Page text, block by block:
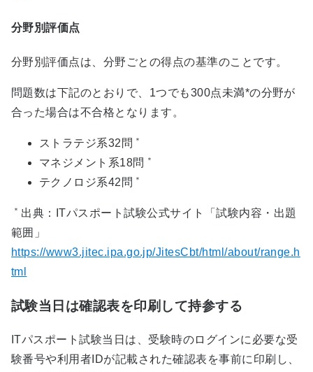
分野別評価点
分野別評価点は、分野ごとの得点の基準のことです。
問題数は下記のとおりで、1つでも300点未満*の分野が
合った場合は不合格となります。
ストラテジ系32問 ＊
マネジメント系18問 ＊
テクノロジ系42問 ＊
＊ 出典：ITパスポート試験公式サイト「試験内容・出題
範囲」
https://www3.jitec.ipa.go.jp/JitesCbt/html/about/range.h
tml
試験当日は確認表を印刷して持参する
ITパスポート試験当日は、受験時のログインに必要な受
験番号や利用者IDが記載された確認表を事前に印刷し、